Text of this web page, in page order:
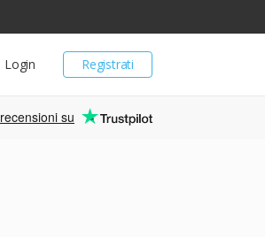
Registrati
Login
recensioni su